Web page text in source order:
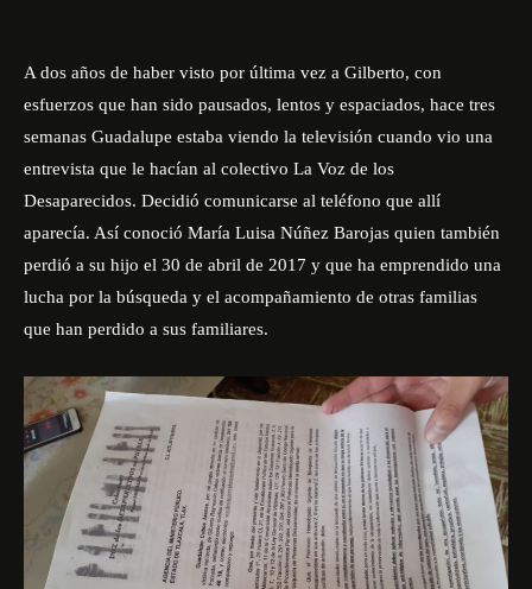
A dos años de haber visto por última vez a Gilberto, con
esfuerzos que han sido pausados, lentos y espaciados, hace tres
semanas Guadalupe estaba viendo la televisión cuando vio una
entrevista que le hacían al colectivo La Voz de los
Desaparecidos. Decidió comunicarse al teléfono que allí
aparecía. Así conoció María Luisa Núñez Barojas quien también
perdió a su hijo el 30 de abril de 2017 y que ha emprendido una
lucha por la búsqueda y el acompañamiento de otras familias
que han perdido a sus familiares.